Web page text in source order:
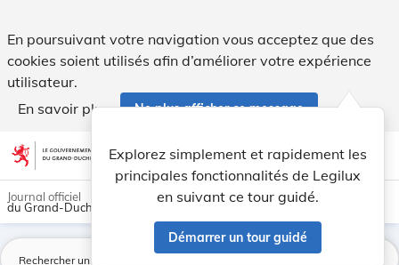
En poursuivant votre navigation vous acceptez que des
cookies soient utilisés afin d’améliorer votre expérience
utilisateur.
En savoir plus
Ne plus afficher ce message
Aller au contenu account_circle help Aide
Explorez simplement et rapidement les
principales fonctionnalités de Legilux
en suivant ce tour guidé.
Démarrer un tour guidé
light_mode dark_mode
Journal officiel
du Grand-Duché de Luxembourg